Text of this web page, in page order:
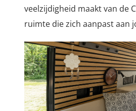
veelzijdigheid maakt van de
ruimte die zich aanpast aan